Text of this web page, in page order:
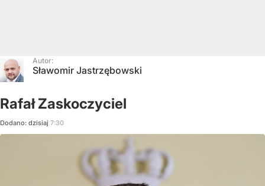
Autor:
Sławomir Jastrzębowski
Rafał Zaskoczyciel
Dodano: dzisiaj 7:30